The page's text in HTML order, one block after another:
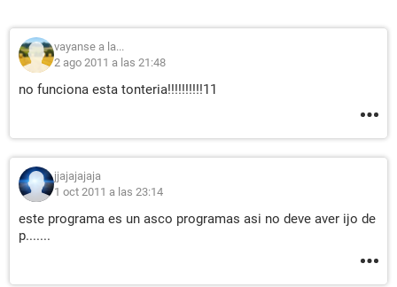
vayanse a la...
2 ago 2011 a las 21:48
no funciona esta tonteria!!!!!!!!!!11
jjajajajaja
1 oct 2011 a las 23:14
este programa es un asco programas asi no deve aver ijo de
p.......